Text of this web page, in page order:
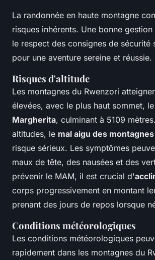
La randonnée en haute montagne
risques inhérents. Une bonne
le respect des consignes de sécurité
pour une aventure sereine et réussie.
Risques d'altitude
Les montagnes du Rwenzori
élevées, avec le plus haut sommet, le
Margherita, culminant à 5109
altitudes, le mal aigu des montagnes
risque sérieux. Les symptômes
maux de tête, des nausées et des
prévenir le MAM, il est crucial d'
corps progressivement en montant
prenant des jours de repos lorsque
Conditions météorologiques
Les conditions météorologiques
rapidement dans les montagnes du